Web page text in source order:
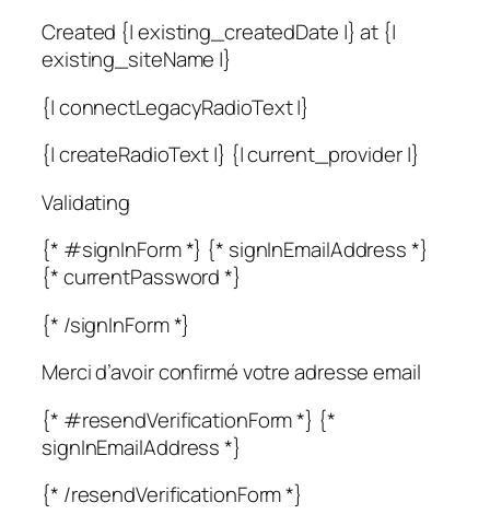
Created {| existing_createdDate |} at {|
existing_siteName |}
{| connectLegacyRadioText |}
{| createRadioText |} {| current_provider |}
Validating
{* #signInForm *} {* signInEmailAddress *}
{* currentPassword *}
{* /signInForm *}
Merci d’avoir confirmé votre adresse email
{* #resendVerificationForm *} {*
signInEmailAddress *}
{* /resendVerificationForm *}